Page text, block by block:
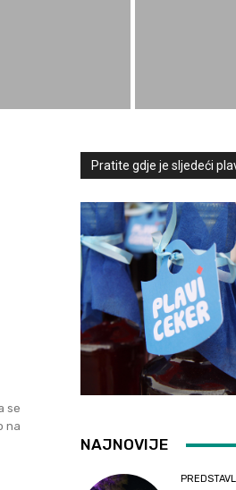
se
na
Pratite gdje je sljedeći
NAJNOVIJE